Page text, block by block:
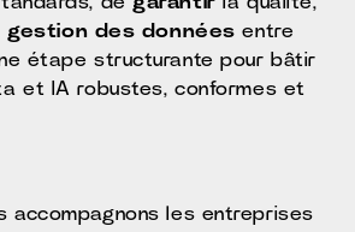
gestion des données entre
étape structurante pour bâtir
et IA robustes, conformes et
accompagnons les entreprises